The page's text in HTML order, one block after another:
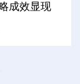
成效显现